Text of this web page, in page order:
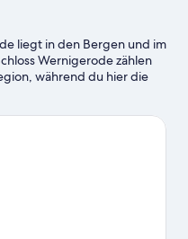
liegt in den Bergen und im
Wernigerode zählen
während du hier die
Nationalpark Harz und
Coaster und Harzer